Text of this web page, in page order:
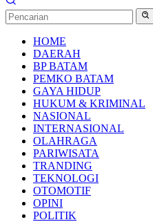
HOME
DAERAH
BP BATAM
PEMKO BATAM
GAYA HIDUP
HUKUM & KRIMINAL
NASIONAL
INTERNASIONAL
OLAHRAGA
PARIWISATA
TRANDING
TEKNOLOGI
OTOMOTIF
OPINI
POLITIK